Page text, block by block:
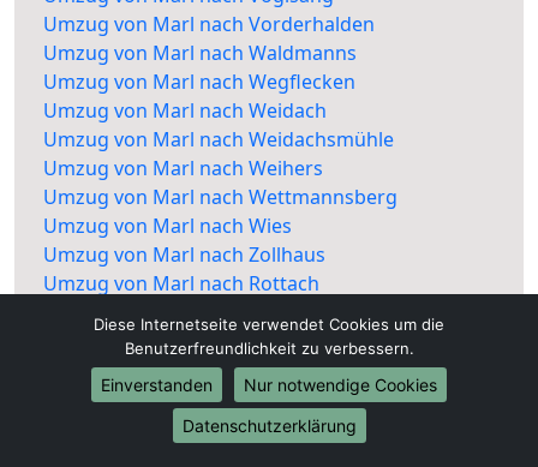
Umzug von Marl nach Vorderhalden
Umzug von Marl nach Waldmanns
Umzug von Marl nach Wegflecken
Umzug von Marl nach Weidach
Umzug von Marl nach Weidachsmühle
Umzug von Marl nach Weihers
Umzug von Marl nach Wettmannsberg
Umzug von Marl nach Wies
Umzug von Marl nach Zollhaus
Umzug von Marl nach Rottach
Diese Internetseite verwendet Cookies um die
Benutzerfreundlichkeit zu verbessern.
Einverstanden
Nur notwendige Cookies
Datenschutzerklärung